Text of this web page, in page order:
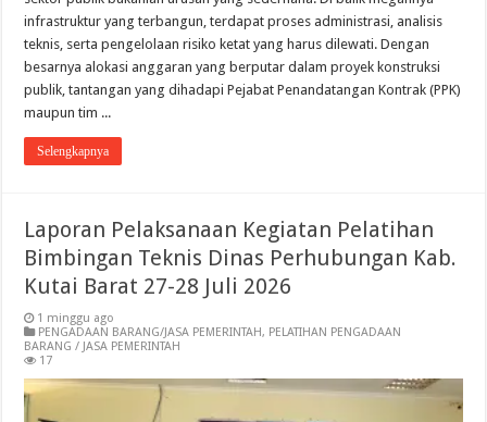
infrastruktur yang terbangun, terdapat proses administrasi, analisis
teknis, serta pengelolaan risiko ketat yang harus dilewati. Dengan
besarnya alokasi anggaran yang berputar dalam proyek konstruksi
publik, tantangan yang dihadapi Pejabat Penandatangan Kontrak (PPK)
maupun tim ...
Selengkapnya
Laporan Pelaksanaan Kegiatan Pelatihan
Bimbingan Teknis Dinas Perhubungan Kab.
Kutai Barat 27-28 Juli 2026
1 minggu ago
PENGADAAN BARANG/JASA PEMERINTAH, PELATIHAN PENGADAAN
BARANG / JASA PEMERINTAH
17